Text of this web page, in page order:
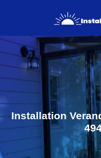
Installation